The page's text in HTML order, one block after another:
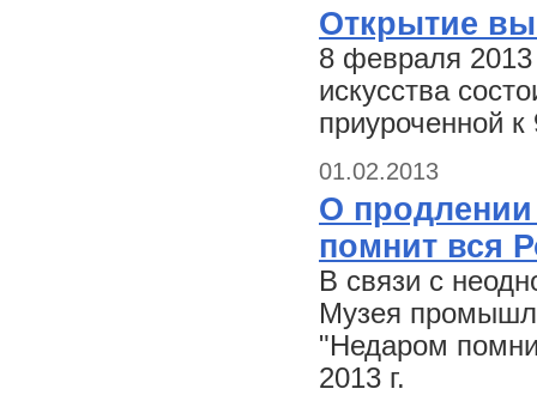
Открытие
8 февраля
искусства
приуроченной
01.02.2013
О
помнит вся
В связи с
Музея
"Недаром
2013 г.